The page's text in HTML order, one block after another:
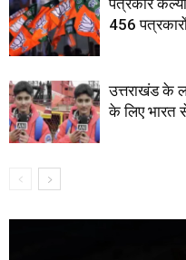
पत्रकार
456
उत्तराखंड के
के लिए भारत